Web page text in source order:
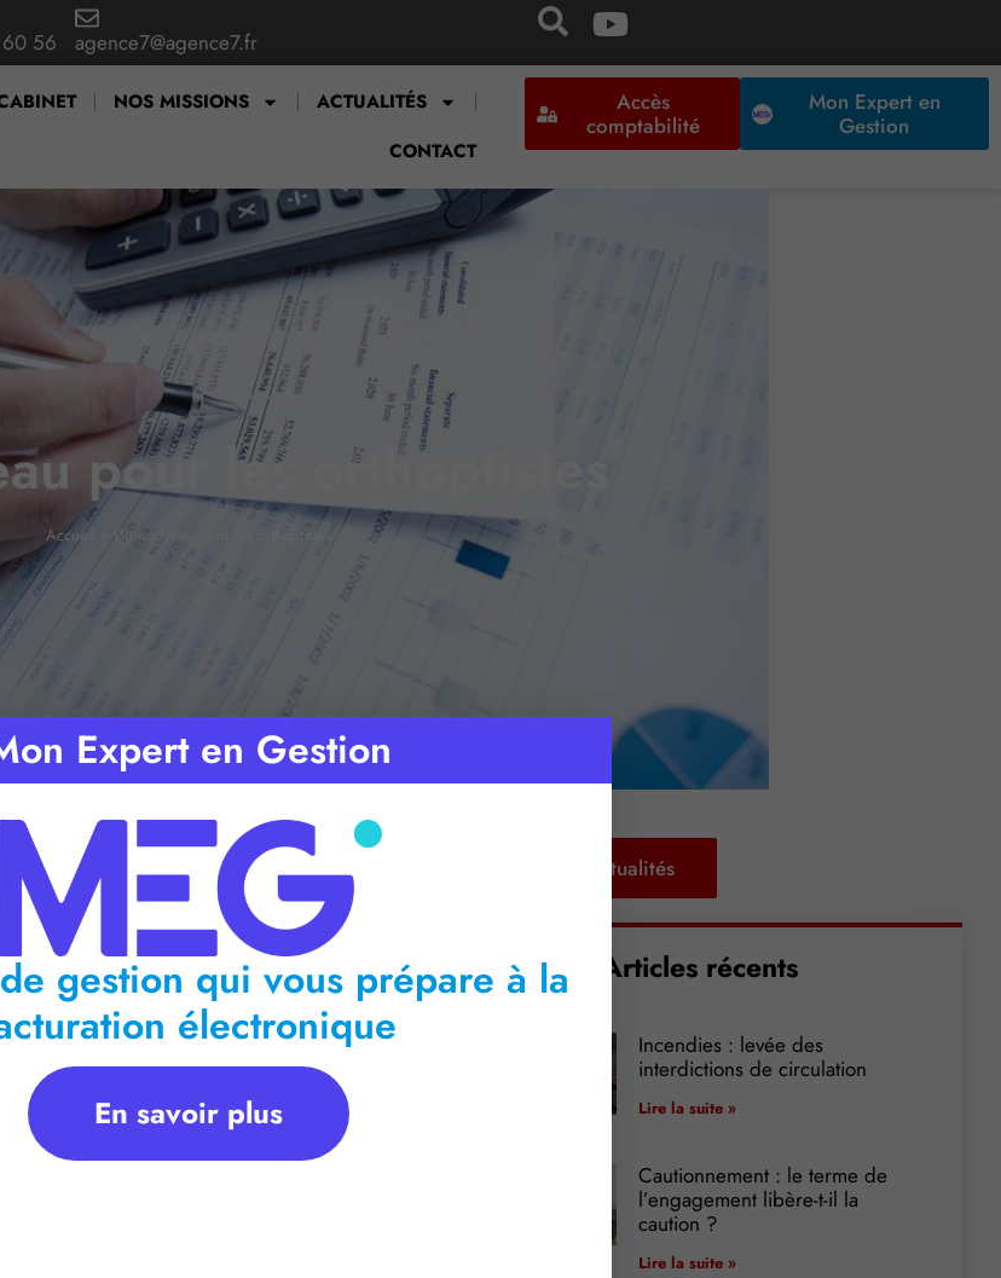
56 agence7@agence7.fr
NOS MISSIONS
ACTUALITÉS
CONTACT
Accès
comptabilité
Mon Expert en
Gestion
pour les orthoptistes
Accueil Du nouveau pour les orthoptistes
: < 1 minute
Retour aux actualités
Articles récents
Incendies : levée des
interdictions de circulation
Lire la suite »
Cautionnement : le terme de
l’engagement libère-t-il la
caution ?
Lire la suite »
Expert en Gestion
gestion qui vous prépare à la
électronique
En savoir plus